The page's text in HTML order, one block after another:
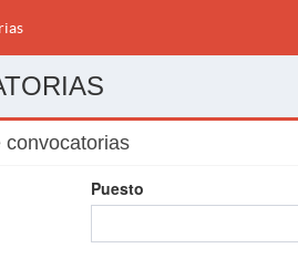
convocatorias
Puesto